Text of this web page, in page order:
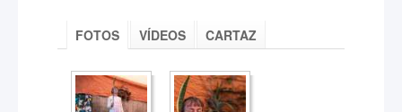
FOTOS VÍDEOS CARTAZ